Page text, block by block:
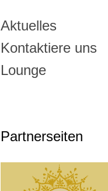
Aktuelles
Kontaktiere uns
Lounge
Partnerseiten